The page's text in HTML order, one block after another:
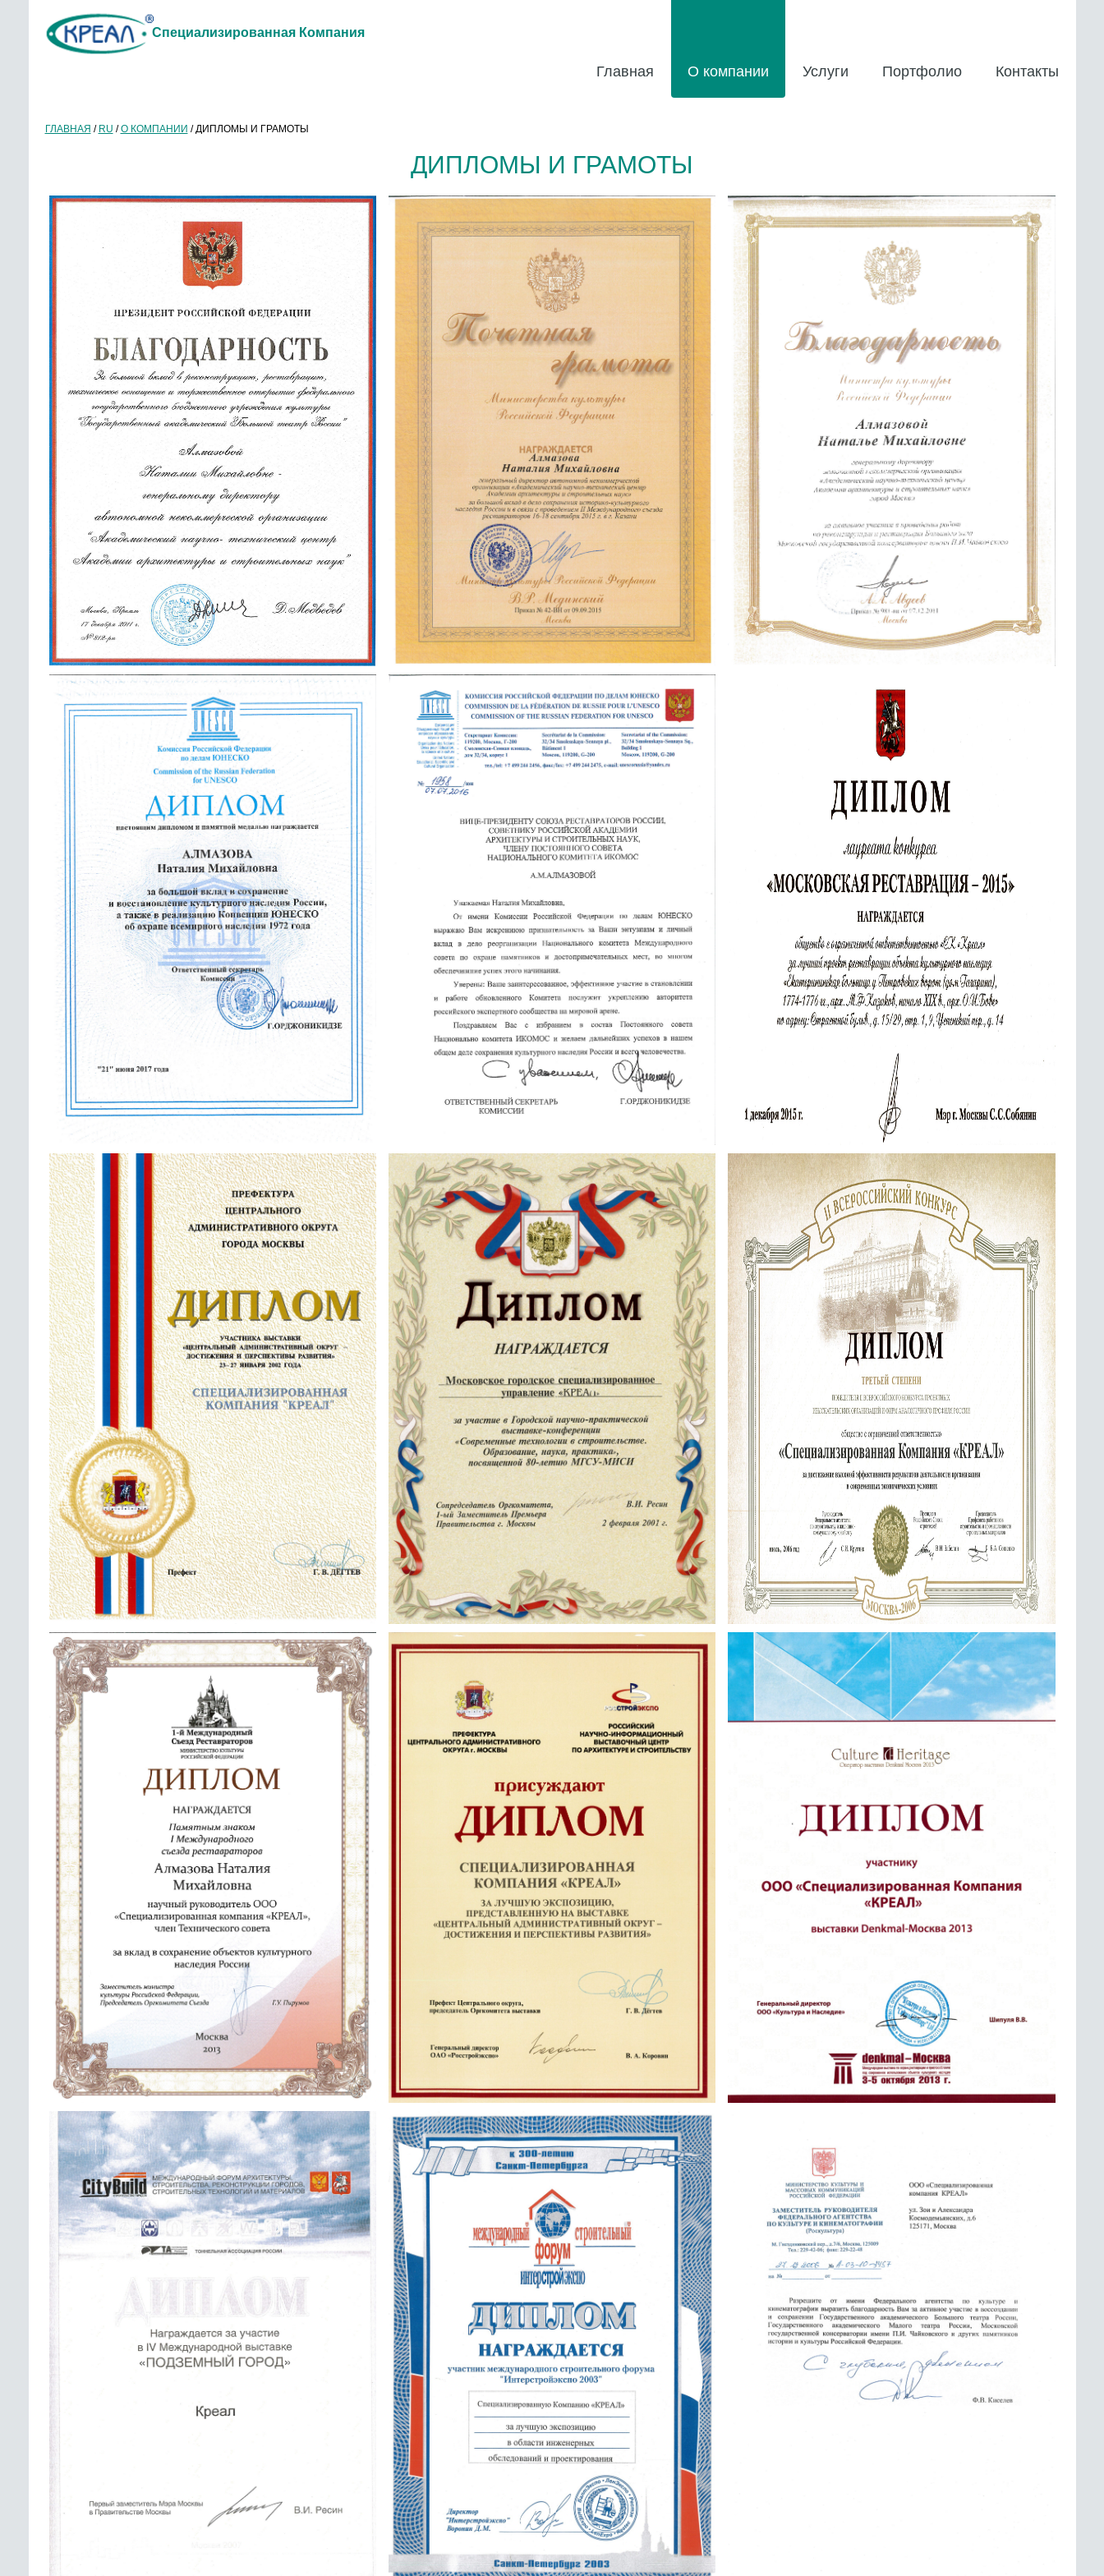
Специализированная Компания
Главная О компании Услуги Портфолио Контакты
ГЛАВНАЯ / RU /О КОМПАНИИ /ДИПЛОМЫ И ГРАМОТЫ
ДИПЛОМЫ И ГРАМОТЫ